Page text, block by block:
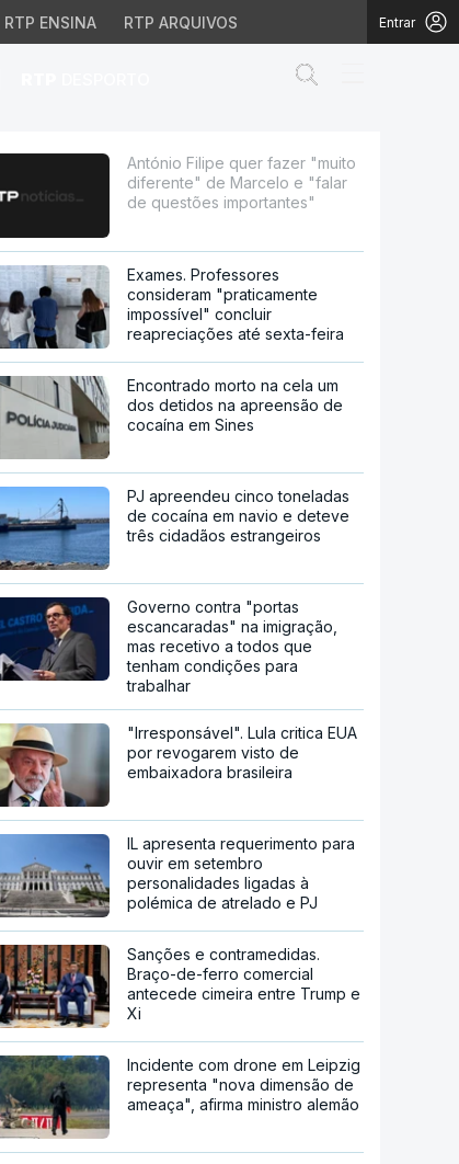
RTP ENSINA RTP ARQUIVOS Entrar
Marcelo e "falar
António Filipe quer fazer "muito
diferente" de Marcelo e "falar
de questões importantes"
Exames. Professores
consideram "praticamente
impossível" concluir
reapreciações até sexta-feira
Encontrado morto na cela um
dos detidos na apreensão de
cocaína em Sines
PJ apreendeu cinco toneladas
de cocaína em navio e deteve
três cidadãos estrangeiros
Governo contra "portas
escancaradas" na imigração,
mas recetivo a todos que
tenham condições para
trabalhar
"Irresponsável". Lula critica EUA
por revogarem visto de
embaixadora brasileira
IL apresenta requerimento para
ouvir em setembro
personalidades ligadas à
polémica de atrelado e PJ
Sanções e contramedidas.
Braço-de-ferro comercial
antecede cimeira entre Trump e
Xi
Incidente com drone em Leipzig
representa "nova dimensão de
ameaça", afirma ministro alemão